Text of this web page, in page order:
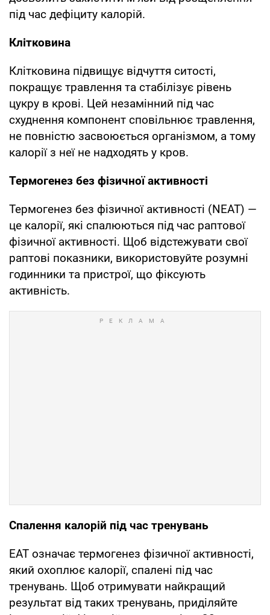
під час дефіциту калорій.
Клітковина
Клітковина підвищує відчуття ситості,
покращує травлення та стабілізує рівень
цукру в крові. Цей незамінний під час
схуднення компонент сповільнює травлення,
не повністю засвоюється організмом, а тому
калорії з неї не надходять у кров.
Термогенез без фізичної активності
Термогенез без фізичної активності (NEAT) —
це калорії, які спалюються під час раптової
фізичної активності. Щоб відстежувати свої
раптові показники, використовуйте розумні
годинники та пристрої, що фіксують
активність.
Спалення калорій під час тренувань
EAT означає термогенез фізичної активності,
який охоплює калорії, спалені під час
тренувань. Щоб отримувати найкращий
результат від таких тренувань, приділяйте